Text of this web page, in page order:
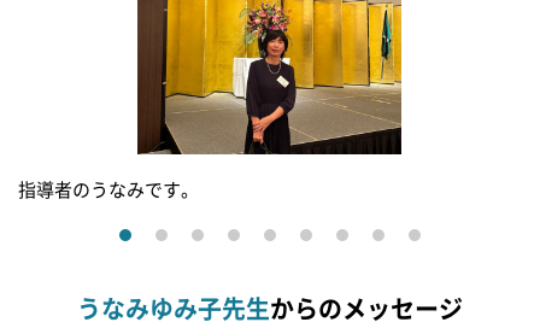
指導者のうなみです。
うなみゆみ子先生からのメッセージ